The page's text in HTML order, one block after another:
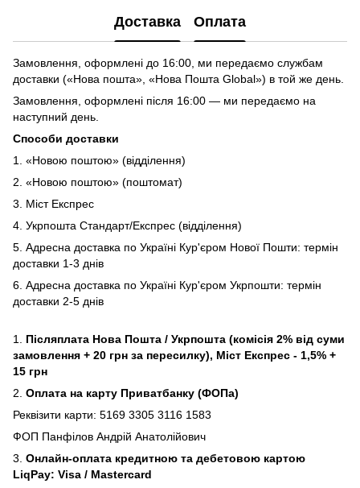
Доставка Оплата
Замовлення, оформлені до 16:00, ми передаємо службам
доставки («Нова пошта», «Нова Пошта Global») в той же день.
Замовлення, оформлені після 16:00 — ми передаємо на
наступний день.
Способи доставки
1. «Новою поштою» (відділення)
2. «Новою поштою» (поштомат)
3. Міст Експрес
4. Укрпошта Стандарт/Експрес (відділення)
5. Адресна доставка по Україні Кур'єром Нової Пошти: термін
доставки 1-3 днів
6. Адресна доставка по Україні Кур'єром Укрпошти: термін
доставки 2-5 днів
1. Післяплата Нова Пошта / Укрпошта (комісія 2% від суми
замовлення + 20 грн за пересилку), Міст Експрес - 1,5% +
15 грн
2. Оплата на карту Приватбанку (ФОПа)
Реквізити карти: 5169 3305 3116 1583
ФОП Панфілов Андрій Анатолійович
3. Онлайн-оплата кредитною та дебетовою картою
LiqPay: Visa / Mastercard